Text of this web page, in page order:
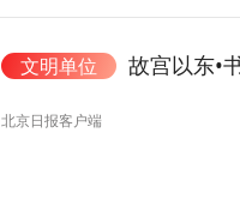
文明单位 故宫以东•
北京日报客户端